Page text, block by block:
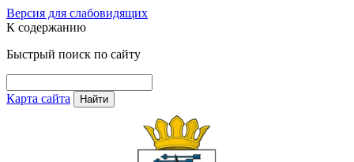
Версия для слабовидящих
К содержанию
Быстрый поиск по сайту
Карта сайта Найти